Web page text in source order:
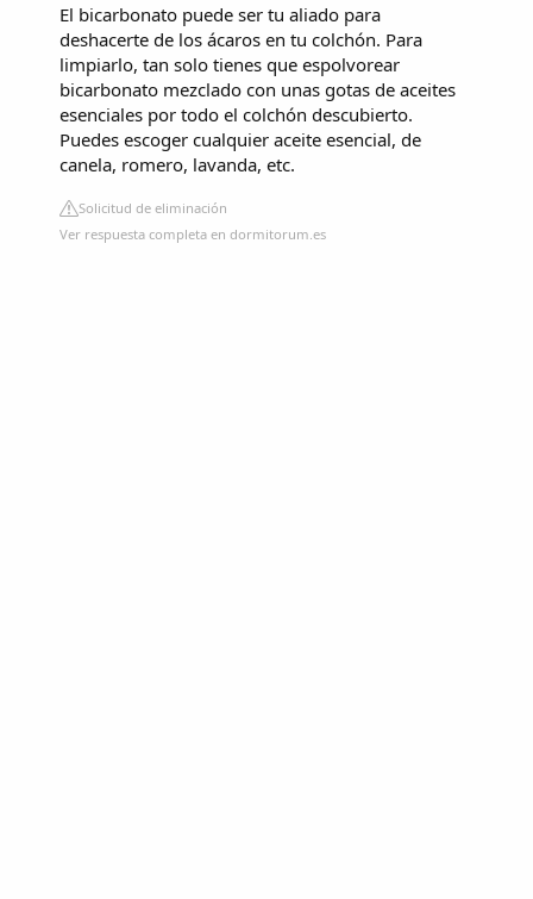
El bicarbonato puede ser tu aliado para
deshacerte de los ácaros en tu colchón. Para
limpiarlo, tan solo tienes que espolvorear
bicarbonato mezclado con unas gotas de aceites
esenciales por todo el colchón descubierto.
Puedes escoger cualquier aceite esencial, de
canela, romero, lavanda, etc.
Solicitud de eliminación
Ver respuesta completa en dormitorum.es